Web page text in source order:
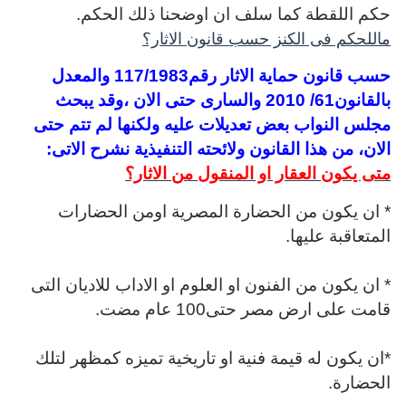
حكم اللقطة كما سلف ان اوضحنا ذلك الحكم.
ماللحكم فى الكنز حسب قانون الاثار؟
حسب قانون حماية الاثار رقم117/1983 والمعدل
بالقانون61/ 2010 والسارى حتى الان ،وقد يبحث
مجلس النواب بعض تعديلات عليه ولكنها لم تتم حتى
الان، من هذا القانون ولائحته التنفيذية نشرح الاتى:
متى يكون العقار او المنقول من الاثار؟
* ان يكون من الحضارة المصرية اومن الحضارات
المتعاقبة عليها.
* ان يكون من الفنون او العلوم او الاداب للاديان التى
قامت على ارض مصر حتى100 عام مضت.
*ان يكون له قيمة فنية او تاريخية تميزه كمظهر لتلك
الحضارة.